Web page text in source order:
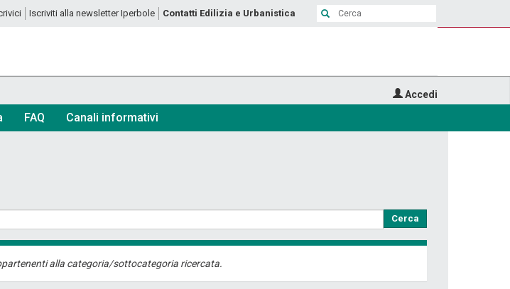
Iscriviti alla newsletter Iperbole Contatti Edilizia e Urbanistica
Accedi
FAQ Canali informativi
Cerca
alla categoria/sottocategoria ricercata.